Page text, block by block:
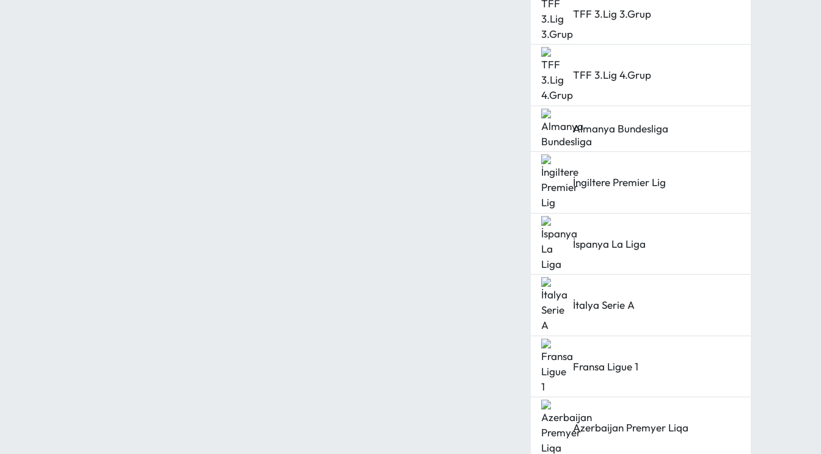
TFF 3.Lig 3.Grup
TFF 3.Lig 4.Grup
Almanya Bundesliga
İngiltere Premier Lig
İspanya La Liga
İtalya Serie A
Fransa Ligue 1
Azerbaijan Premyer Liqa